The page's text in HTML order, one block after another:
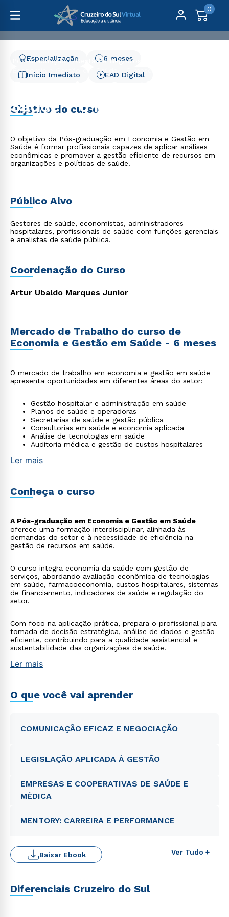
0
Pós-Graduação
Gestão e Negócios
Economia e Gestão em Saúde - 6 meses
Saúde - 6 meses
Início Imediato
6 meses
Especialização
EAD Digital
Objetivo do curso
O objetivo da Pós-graduação em Economia e Gestão em
Saúde é formar profissionais capazes de aplicar análises
econômicas e promover a gestão eficiente de recursos em
organizações e políticas de saúde.
Público Alvo
Gestores de saúde, economistas, administradores
hospitalares, profissionais de saúde com funções gerenciais
e analistas de saúde pública.
Coordenação do Curso
Artur Ubaldo Marques Junior
Mercado de Trabalho do curso de
Economia e Gestão em Saúde - 6 meses
O mercado de trabalho em economia e gestão em saúde
apresenta oportunidades em diferentes áreas do setor:
Gestão hospitalar e administração em saúde
Planos de saúde e operadoras
Secretarias de saúde e gestão pública
Consultorias em saúde e economia aplicada
Análise de tecnologias em saúde
Auditoria médica e gestão de custos hospitalares
Ler mais
Conheça o curso
A Pós-graduação em Economia e Gestão em Saúde
oferece uma formação interdisciplinar, alinhada às
demandas do setor e à necessidade de eficiência na
gestão de recursos em saúde.
O curso integra economia da saúde com gestão de
serviços, abordando avaliação econômica de tecnologias
em saúde, farmacoeconomia, custos hospitalares, sistemas
de financiamento, indicadores de saúde e regulação do
setor.
Com foco na aplicação prática, prepara o profissional para
tomada de decisão estratégica, análise de dados e gestão
eficiente, contribuindo para a qualidade assistencial e
sustentabilidade das organizações de saúde.
Ler mais
O que você vai aprender
COMUNICAÇÃO EFICAZ E NEGOCIAÇÃO
LEGISLAÇÃO APLICADA À GESTÃO
EMPRESAS E COOPERATIVAS DE SAÚDE E
MÉDICA
MENTORY: CARREIRA E PERFORMANCE
Ver Tudo +
Baixar Ebook
Diferenciais Cruzeiro do Sul